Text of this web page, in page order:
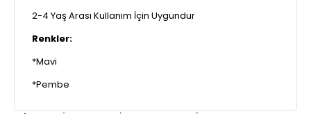
2-4 Yaş Arası Kullanım İçin Uygundur
Renkler:
*Mavi
*Pembe